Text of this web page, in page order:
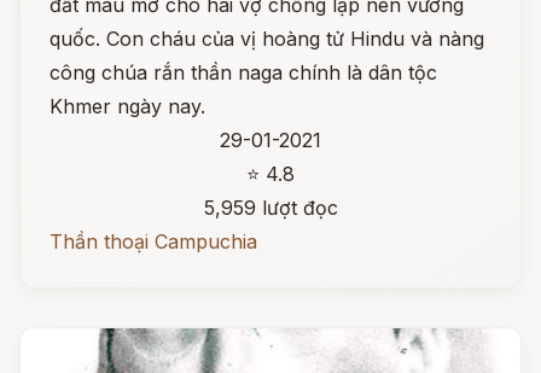
đất màu mỡ cho hai vợ chồng lập nên vương
quốc. Con cháu của vị hoàng tử Hindu và nàng
công chúa rắn thần naga chính là dân tộc
Khmer ngày nay.
29-01-2021
⭐ 4.8
5,959 lượt đọc
Thần thoại Campuchia